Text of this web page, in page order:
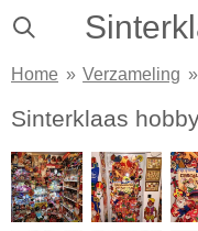
Ga
naar
hoofdinhoud
Home » Verzameling »
Sinterklaas